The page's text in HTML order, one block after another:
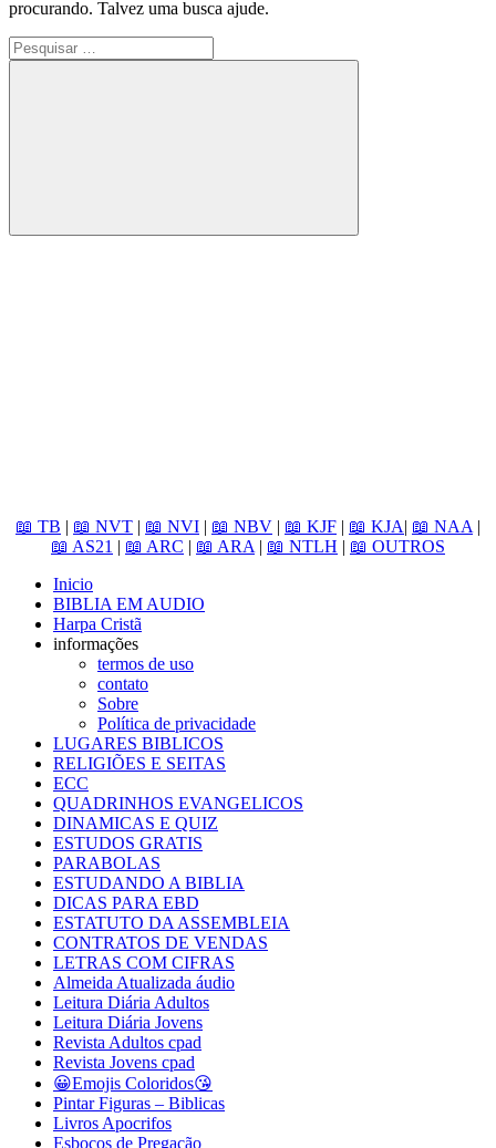
procurando. Talvez uma busca ajude.
Pesquisar
por:
Pesquisa
📖 TB | 📖 NVT | 📖 NVI | 📖 NBV | 📖 KJF | 📖 KJA| 📖 NAA |
📖 AS21 | 📖 ARC | 📖 ARA | 📖 NTLH | 📖 OUTROS
Inicio
BIBLIA EM AUDIO
Harpa Cristã
informações
termos de uso
contato
Sobre
Política de privacidade
LUGARES BIBLICOS
RELIGIÕES E SEITAS
ECC
QUADRINHOS EVANGELICOS
DINAMICAS E QUIZ
ESTUDOS GRATIS
PARABOLAS
ESTUDANDO A BIBLIA
DICAS PARA EBD
ESTATUTO DA ASSEMBLEIA
CONTRATOS DE VENDAS
LETRAS COM CIFRAS
Almeida Atualizada áudio
Leitura Diária Adultos
Leitura Diária Jovens
Revista Adultos cpad
Revista Jovens cpad
😀Emojis Coloridos😘
Pintar Figuras – Biblicas
Livros Apocrifos
Esboços de Pregação